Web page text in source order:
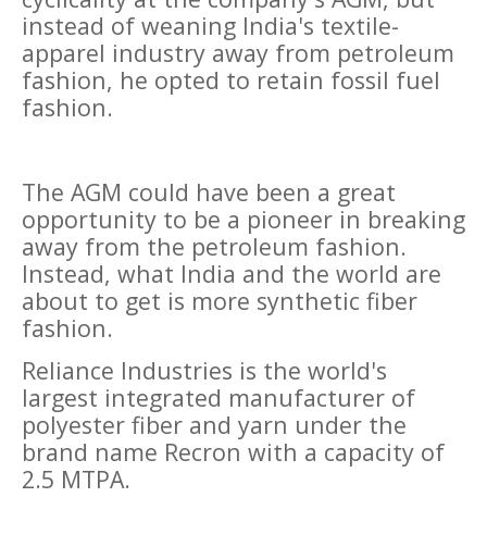
instead of weaning India's textile-
apparel industry away from petroleum
fashion, he opted to retain fossil fuel
fashion.
The AGM could have been a great
opportunity to be a pioneer in breaking
away from the petroleum fashion.
Instead, what India and the world are
about to get is more synthetic fiber
fashion.
Reliance Industries is the world's
largest integrated manufacturer of
polyester fiber and yarn under the
brand name Recron with a capacity of
2.5 MTPA.